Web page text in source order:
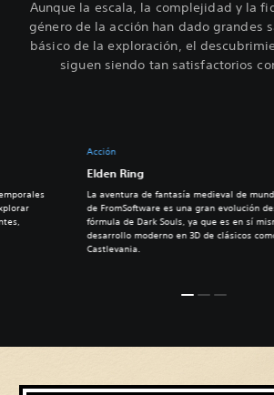
Aunque la escala, la complejidad y la
género de la acción han dado grandes
básico de la exploración, el
siguen siendo tan satisfactorios
Acción
Elden Ring
La aventura de fantasía medieval de
de FromSoftware es una gran evolución
fórmula de Dark Souls, ya que es en sí
desarrollo moderno en 3D de clásicos
Castlevania.